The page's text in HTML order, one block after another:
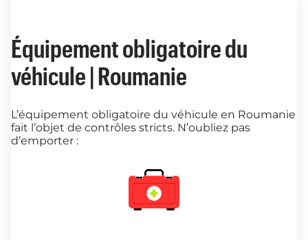
Équipement obligatoire du
véhicule | Roumanie
L’équipement obligatoire du véhicule en Roumanie
fait l’objet de contrôles stricts. N’oubliez pas
d’emporter :